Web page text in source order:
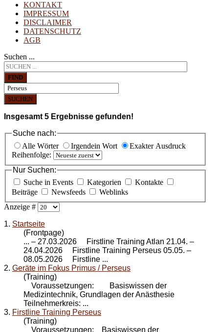
KONTAKT
IMPRESSUM
DISCLAIMER
DATENSCHUTZ
AGB
Suchen ...
FIND
SUCHEN
Insgesamt 5 Ergebnisse gefunden!
Suche nach:
Alle Wörter
Irgendein Wort
Exakter Ausdruck
Reihenfolge:
Nur Suchen:
Suche in Events
Kategorien
Kontakte
Beiträge
Newsfeeds
Weblinks
Anzeige #
1. Startseite
(Frontpage)
... – 27.03.2026 Firstline Training Atlan 21.04. –
24.04.2026 Firstline Training Perseus 05.05. –
08.05.2026 Firstline ...
2. Geräte im Fokus Primus / Perseus
(Training)
Voraussetzungen: Basiswissen der
Medizintechnik, Grundlagen der Anästhesie
Teilnehmerkreis: ...
3. Firstline Training Perseus
(Training)
Voraussetzungen: Basiswissen der